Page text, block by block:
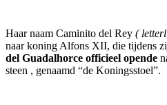
Haar naam Caminito del Rey (
naar koning Alfons XII, die tijdens
del Guadalhorce officieel opende
steen , genaamd “de Koningsstoel”.